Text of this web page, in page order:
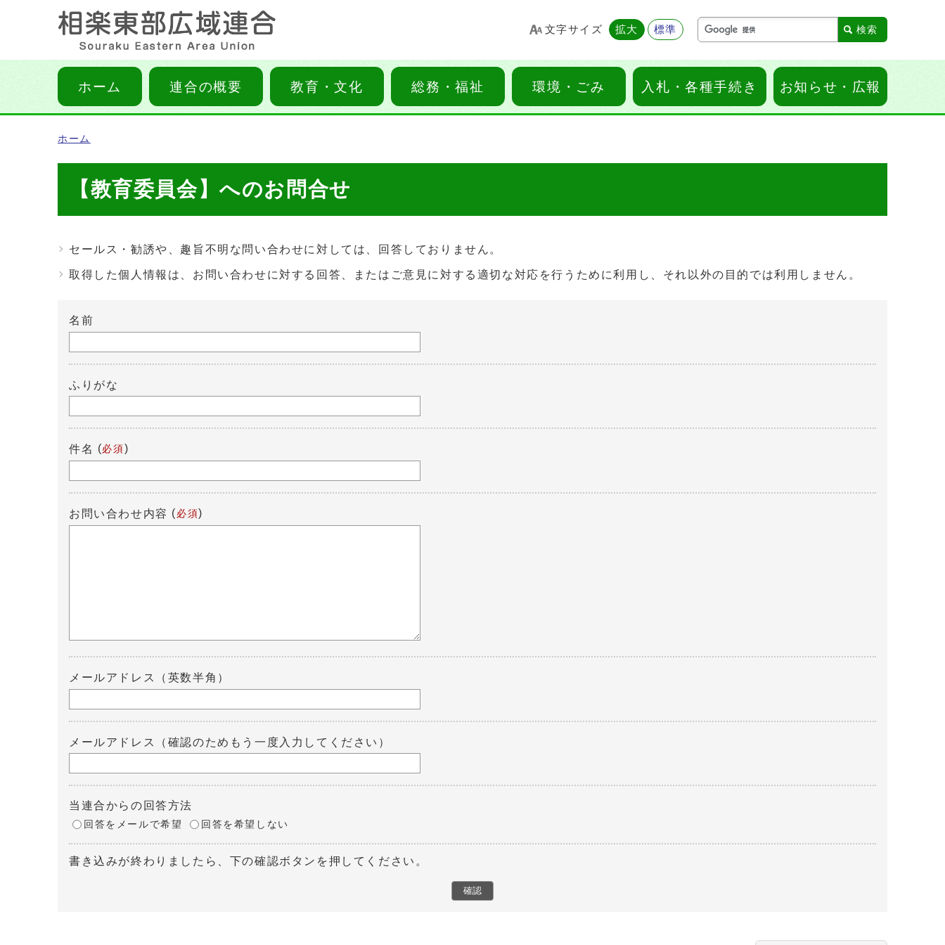
文字サイズ 拡大 標準
ホーム 連合の概要 教育・文化 総務・福祉 環境・ごみ 入札・各種手続き お知らせ・広報
ホーム
【教育委員会】へのお問合せ
セールス・勧誘や、趣旨不明な問い合わせに対しては、回答しておりません。
取得した個人情報は、お問い合わせに対する回答、またはご意見に対する適切な対応を行うために利用し、それ以外の目的では利用しません。
名前
ふりがな
件名 (必須 )
お問い合わせ内容 ( 必須)
メールアドレス（英数半角）
メールアドレス（確認のためもう一度入力してください）
当連合からの回答方法
回答をメールで希望 回答を希望しない
書き込みが終わりましたら、下の確認ボタンを押してください。